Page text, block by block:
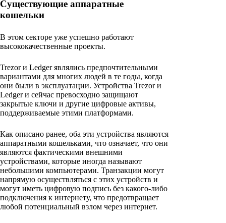
Существующие аппаратные
кошельки
В этом секторе уже успешно работают
высококачественные проекты.
Trezor и Ledger являлись предпочтительными
вариантами для многих людей в те годы, когда
они были в эксплуатации. Устройства Trezor и
Ledger и сейчас превосходно защищают
закрытые ключи и другие цифровые активы,
поддерживаемые этими платформами.
Как описано ранее, оба эти устройства являются
аппаратными кошельками, что означает, что они
являются фактическими внешними
устройствами, которые иногда называют
небольшими компьютерами. Транзакции могут
напрямую осуществляться с этих устройств и
могут иметь цифровую подпись без какого-либо
подключения к интернету, что предотвращает
любой потенциальный взлом через интернет.